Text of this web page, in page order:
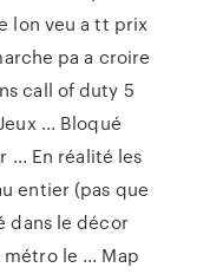
lon veu a tt prix
pa a croire
call of duty 5
... Bloqué
... En réalité les
entier (pas que
dans le décor
le ... Map